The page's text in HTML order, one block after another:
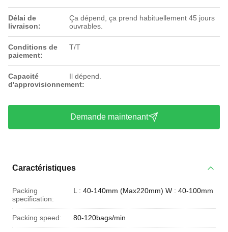
Délai de
livraison:
Ça dépend, ça prend habituellement 45 jours
ouvrables.
Conditions de
paiement:
T/T
Capacité
d'approvisionnement:
Il dépend.
Demande maintenant
Caractéristiques
Packing
specification:
L : 40-140mm (Max220mm) W : 40-100mm
Packing speed: 80-120bags/min